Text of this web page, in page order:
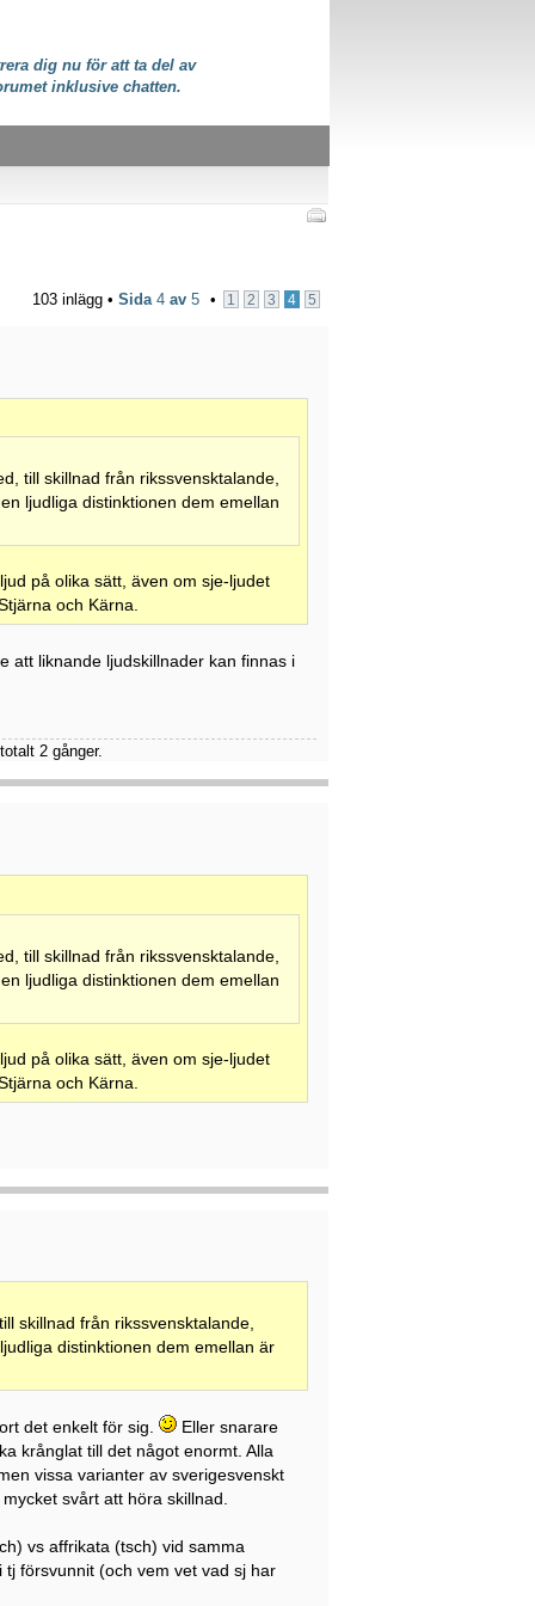
dig nu för att ta del av
inklusive chatten.
103 inlägg • Sida 4 av 5 • 1 2 3 4 5
till skillnad från rikssvensktalande,
ljudliga distinktionen dem emellan
på olika sätt, även om sje-ljudet
och Kärna.
att liknande ljudskillnader kan finnas i
2 gånger.
till skillnad från rikssvensktalande,
ljudliga distinktionen dem emellan
på olika sätt, även om sje-ljudet
och Kärna.
skillnad från rikssvensktalande,
distinktionen dem emellan är
det enkelt för sig.
Eller snarare
krånglat till det något enormt. Alla
vissa varianter av sverigesvenskt
svårt att höra skillnad.
vs affrikata (tsch) vid samma
försvunnit (och vem vet vad sj har